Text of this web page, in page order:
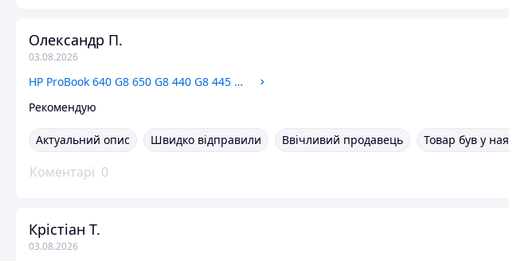
Олександр П.
03.08.2026
HP ProBook 640 G8 650 G8 440 G8 445 G8 450 G8 DAX8QPI18C0 USB, LAN Плата
Рекомендую
Актуальний опис Швидко відправили Ввічливий продавець Товар був у
Коментарі 0
Крістіан Т.
03.08.2026